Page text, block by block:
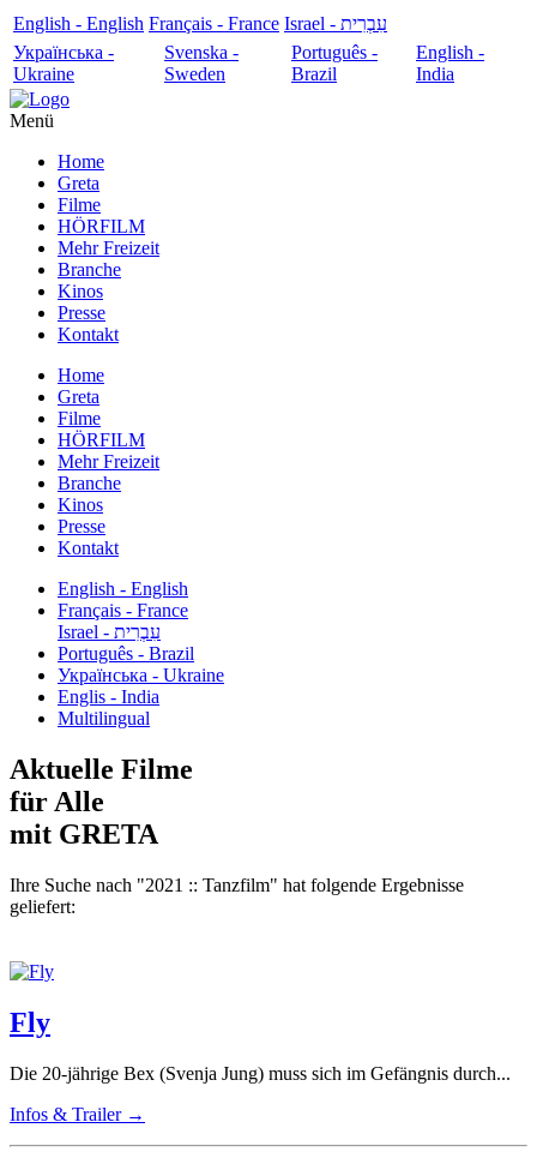
English - English Français - France
עִבְרִית - Israel
Українська -
Ukraine
Svenska -
Sweden
Português -
Brazil
English -
India
Menü
Home
Greta
Filme
HÖRFILM
Mehr Freizeit
Branche
Kinos
Presse
Kontakt
Home
Greta
Filme
HÖRFILM
Mehr Freizeit
Branche
Kinos
Presse
Kontakt
English - English
Français - France
עִבְרִית - Israel
Português - Brazil
Українська - Ukraine
Englis - India
Multilingual
Aktuelle Filme
für Alle
mit GRETA
Ihre Suche nach "2021 :: Tanzfilm" hat folgende Ergebnisse
geliefert:
Fly
Die 20-jährige Bex (Svenja Jung) muss sich im Gefängnis durch...
Infos & Trailer →